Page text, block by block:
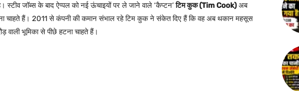
स्टीव जॉब्स के बाद ऐप्पल को नई ऊंचाइयों पर ले जाने वाले ‘कैप्टन’टिम कुक (Tim Cook)अब
चाहते हैं। 2011 से कंपनी की कमान संभाल रहे टिम कुक ने संकेत दिए हैं कि वह अब थकान महसूस
वाली भूमिका से पीछे हटना चाहते हैं।